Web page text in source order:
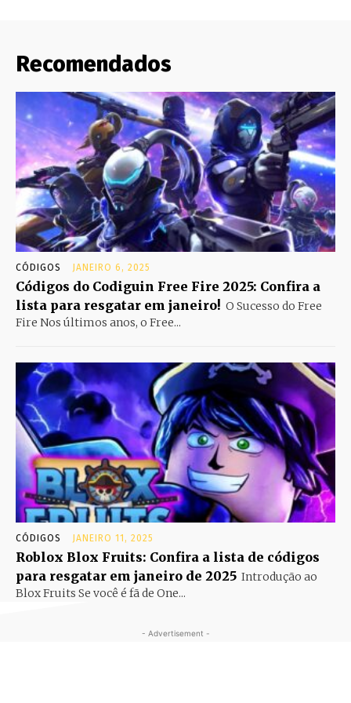
Recomendados
CÓDIGOS JANEIRO 6, 2025
Códigos do Codiguin Free Fire 2025: Confira a
lista para resgatar em janeiro! O Sucesso do Free
Fire Nos últimos anos, o Free...
CÓDIGOS JANEIRO 11, 2025
Roblox Blox Fruits: Confira a lista de códigos
para resgatar em janeiro de 2025 Introdução ao
Blox Fruits Se você é fã de One...
- Advertisement -